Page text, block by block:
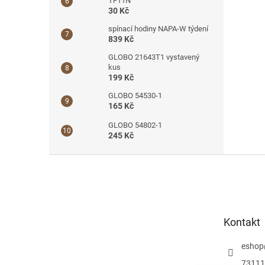
30 Kč
spínací hodiny NAPA-W týdení
839 Kč
GLOBO 21643T1 vystavený
kus
199 Kč
GLOBO 54530-1
165 Kč
GLOBO 54802-1
245 Kč
Kontakt
eshop